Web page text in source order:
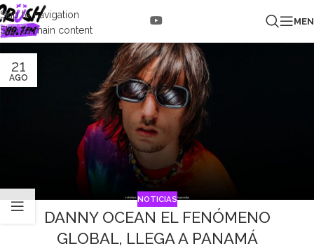
Skip to navigation
Skip to main content
21
AGO
NOTICIAS
DANNY OCEAN EL FENÓMENO
GLOBAL, LLEGA A PANAMÁ